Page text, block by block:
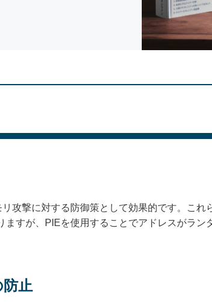
攻撃に対する防御策として効果的です。これ
すが、PIEを使用することでアドレスがラン
止